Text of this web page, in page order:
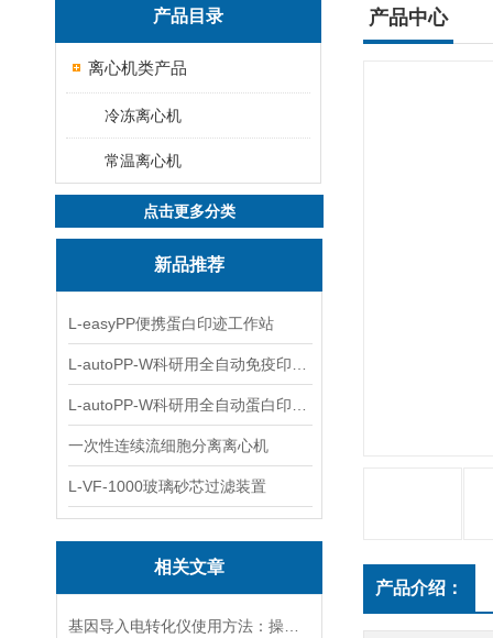
产品目录
离心机类产品
冷冻离心机
常温离心机
点击更多分类
新品推荐
L-easyPP便携蛋白印迹工作站
一次性连续流细胞分离离心机
L-VF-1000玻璃砂芯过滤装置
相关文章
产品中心
产品介绍：